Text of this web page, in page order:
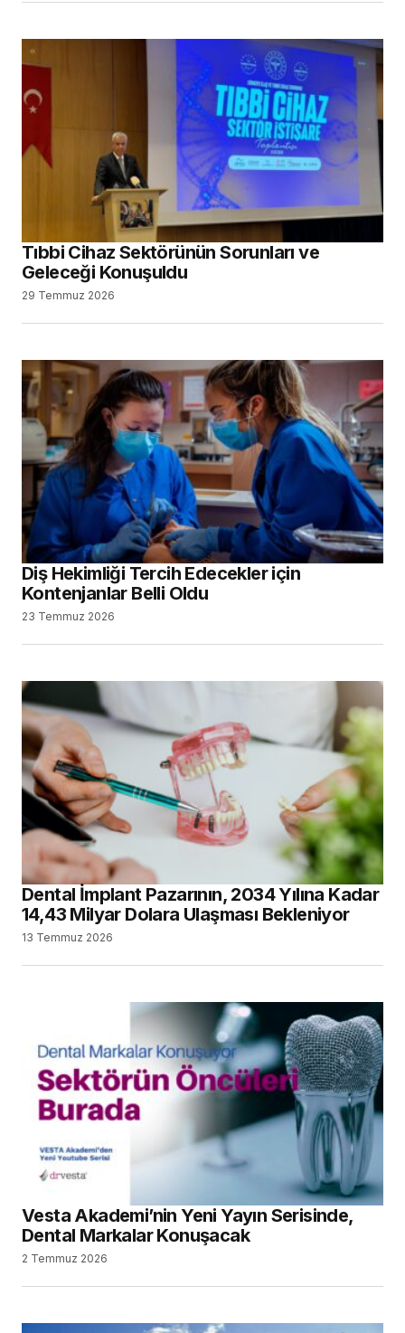
Tıbbi Cihaz Sektörünün Sorunları ve
Geleceği Konuşuldu
29 Temmuz 2026
Diş Hekimliği Tercih Edecekler için
Kontenjanlar Belli Oldu
23 Temmuz 2026
Dental İmplant Pazarının, 2034 Yılına Kadar
14,43 Milyar Dolara Ulaşması Bekleniyor
13 Temmuz 2026
Vesta Akademi’nin Yeni Yayın Serisinde,
Dental Markalar Konuşacak
2 Temmuz 2026